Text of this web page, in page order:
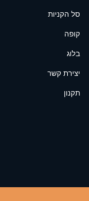
סל הקניות
קופה
בלוג
יצירת קשר
תקנון